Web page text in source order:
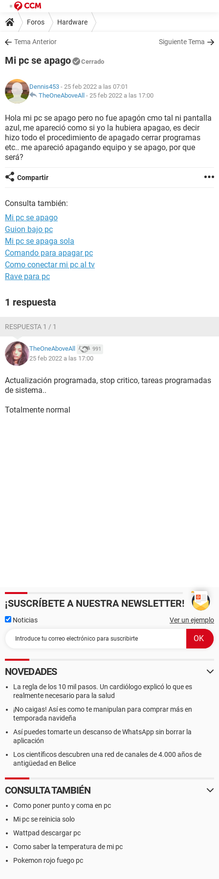
Foros Hardware
Tema Anterior Siguiente Tema
Mi pc se apago Cerrado
Dennis453 - 25 feb 2022 a las 07:01
TheOneAboveAll - 25 feb 2022 a las 17:00
Hola mi pc se apago pero no fue apagón cmo tal ni pantalla
azul, me apareció como si yo la hubiera apagao, es decir
hizo todo el procedimiento de apagado cerrar programas
etc.. me apareció apagando equipo y se apago, por que
será?
Compartir
Consulta también:
Mi pc se apago
Guion bajo pc
Mi pc se apaga sola
Comando para apagar pc
Como conectar mi pc al tv
Rave para pc
1 respuesta
RESPUESTA 1 / 1
TheOneAboveAll 991
25 feb 2022 a las 17:00
Actualización programada, stop critico, tareas programadas
de sistema..
Totalmente normal
¡SUSCRÍBETE A NUESTRA NEWSLETTER!
Noticias Ver un ejemplo
NOVEDADES
La regla de los 10 mil pasos. Un cardiólogo explicó lo que es
realmente necesario para la salud
¡No caigas! Así es como te manipulan para comprar más en
temporada navideña
Así puedes tomarte un descanso de WhatsApp sin borrar la
aplicación
Los científicos descubren una red de canales de 4.000 años de
antigüedad en Belice
CONSULTA TAMBIÉN
Como poner punto y coma en pc
Mi pc se reinicia solo
Wattpad descargar pc
Como saber la temperatura de mi pc
Pokemon rojo fuego pc